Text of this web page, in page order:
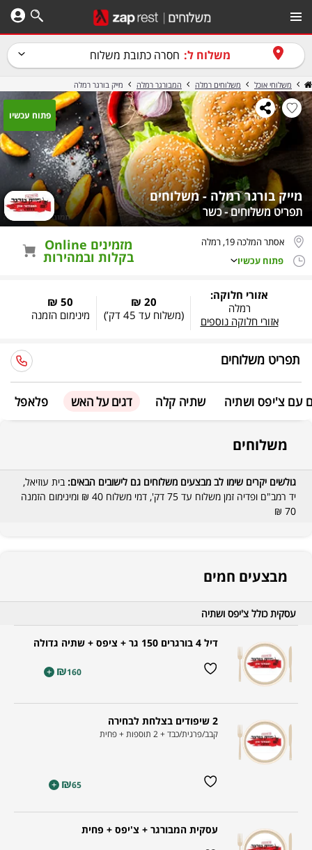
משלוח ל: חסרה כתובת משלוח
משלוחי אוכל משלוחים רמלה המבורגר רמלה מייק בורגר רמלה
מייק בורגר רמלה - משלוחים
תפריט משלוחים - כשר
פתוח עכשיו
אסתר המלכה 19, רמלה
פתוח עכשיו
מזמינים Online
בקלות ובמהירות
אזורי חלוקה:
רמלה
אזורי חלוקה נוספים
20 ₪
(משלוח עד 45 דק’ ) מינימום הזמנה
50 ₪
תפריט משלוחים
עם צ'יפס ושתיה שתיה קלה דגים על האש פלאפל
משלוחים
גולשים יקרים שימו לב מבצעים משלוחים גם לישובים הבאים: בית עוזיאל,
יד רמב"ם ופדיה זמן משלוח עד 75 דק', דמי משלוח 40 ₪ ומינימום הזמנה
70 ₪
מבצעים חמים
עסקית כולל צ'יפס ושתיה
דיל 4 בורגרים 150 גר + ציפס + שתיה גדולה
₪160
+
2 שיפודים בצלחת לבחירה
קבב/פרגית/כבד + 2 תוספות + פחית
₪65
+
עסקית המבורגר + צ'יפס + פחית